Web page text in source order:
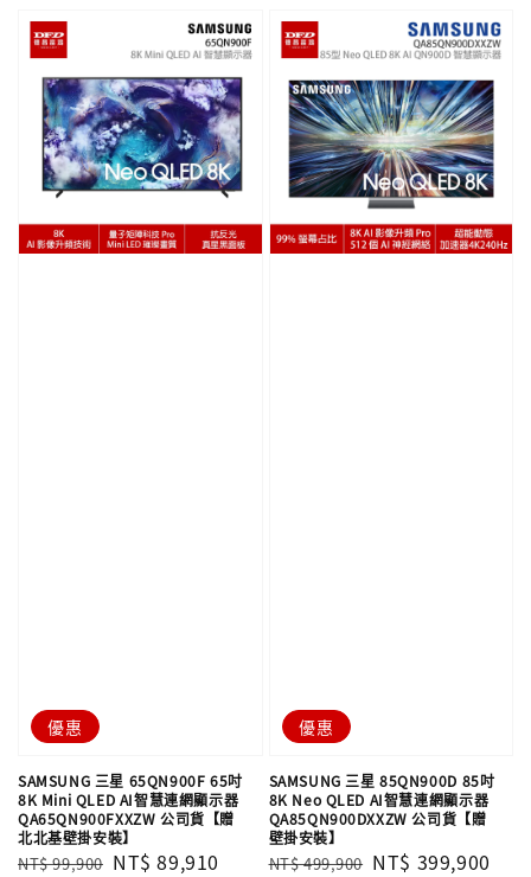
優惠
SAMSUNG 三星 65QN900F 65吋
8K Mini QLED AI智慧連網顯示器
QA65QN900FXXZW 公司貨【贈
北北基壁掛安裝】
Regular
NT$ 99,900 Sale
NT$ 89,910
優惠
SAMSUNG 三星 85QN900D 85吋
8K Neo QLED AI智慧連網顯示器
QA85QN900DXXZW 公司貨【贈
壁掛安裝】
Regular
NT$ 499,900 Sale
NT$ 399,900